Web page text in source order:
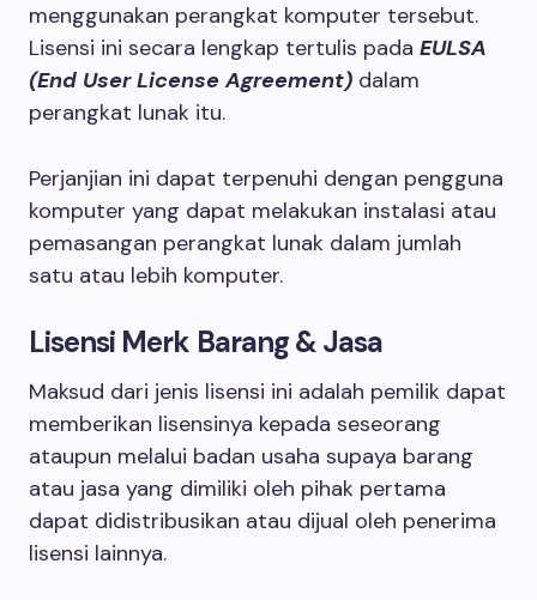
menggunakan perangkat komputer tersebut.
Lisensi ini secara lengkap tertulis pada EULSA
(End User License Agreement) dalam
perangkat lunak itu.
Perjanjian ini dapat terpenuhi dengan pengguna
komputer yang dapat melakukan instalasi atau
pemasangan perangkat lunak dalam jumlah
satu atau lebih komputer.
Lisensi Merk Barang & Jasa
Maksud dari jenis lisensi ini adalah pemilik dapat
memberikan lisensinya kepada seseorang
ataupun melalui badan usaha supaya barang
atau jasa yang dimiliki oleh pihak pertama
dapat didistribusikan atau dijual oleh penerima
lisensi lainnya.